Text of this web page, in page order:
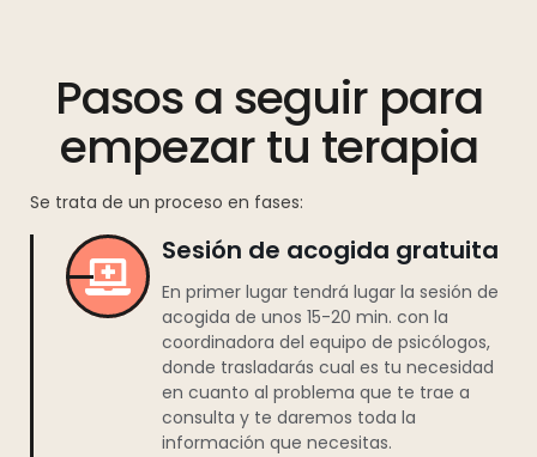
Pasos a seguir para
empezar tu terapia
Se trata de un proceso en fases:
Sesión de acogida gratuita
En primer lugar tendrá lugar la sesión de
acogida de unos 15-20 min. con la
coordinadora del equipo de psicólogos,
donde trasladarás cual es tu necesidad
en cuanto al problema que te trae a
consulta y te daremos toda la
información que necesitas.